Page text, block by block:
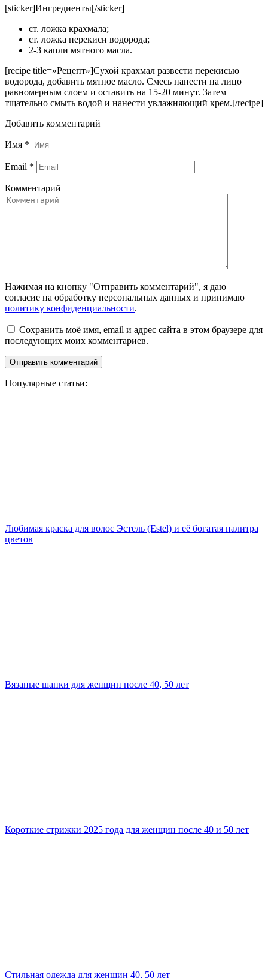
[sticker]Ингредиенты[/sticker]
ст. ложка крахмала;
ст. ложка перекиси водорода;
2-3 капли мятного масла.
[recipe title=»Рецепт»]Сухой крахмал развести перекисью
водорода, добавить мятное масло. Смесь нанести на лицо
равномерным слоем и оставить на 15-20 минут. Затем
тщательно смыть водой и нанести увлажняющий крем.[/recipe]
Добавить комментарий
Имя *
Email *
Комментарий
Нажимая на кнопку "Отправить комментарий", я даю
согласие на обработку персональных данных и принимаю
политику конфиденциальности.
Сохранить моё имя, email и адрес сайта в этом браузере для
последующих моих комментариев.
Популярные статьи:
Любимая краска для волос Эстель (Estel) и её богатая палитра
цветов
Вязаные шапки для женщин после 40, 50 лет
Короткие стрижки 2025 года для женщин после 40 и 50 лет
Стильная одежда для женщин 40, 50 лет